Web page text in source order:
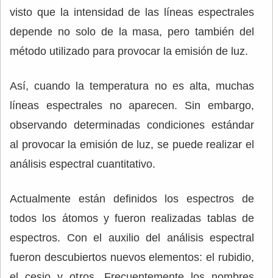
visto que la intensidad de las líneas espectrales
depende no solo de la masa, pero también del
método utilizado para provocar la emisión de luz.
Así, cuando la temperatura no es alta, muchas
líneas espectrales no aparecen. Sin embargo,
observando determinadas condiciones estándar
al provocar la emisión de luz, se puede realizar el
análisis espectral cuantitativo.
Actualmente están definidos los espectros de
todos los átomos y fueron realizadas tablas de
espectros. Con el auxilio del análisis espectral
fueron descubiertos nuevos elementos: el rubidio,